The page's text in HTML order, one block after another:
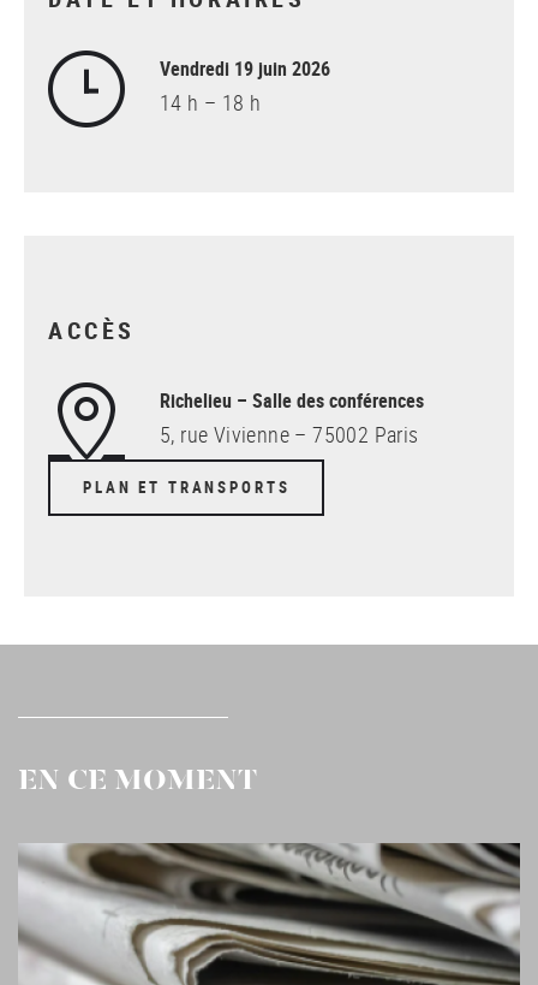
Vendredi 19 juin 2026
14 h – 18 h
ACCÈS
Richelieu – Salle des conférences
5, rue Vivienne – 75002 Paris
PLAN ET TRANSPORTS
EN CE MOMENT